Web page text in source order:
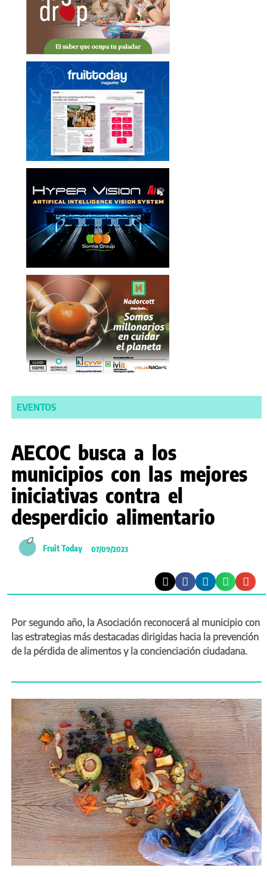
EVENTOS
AECOC busca a los
municipios con las mejores
iniciativas contra el
desperdicio alimentario
Fruit Today 07/09/2023
Por segundo año, la Asociación reconocerá al municipio con
las estrategias más destacadas dirigidas hacia la prevención
de la pérdida de alimentos y la concienciación ciudadana.